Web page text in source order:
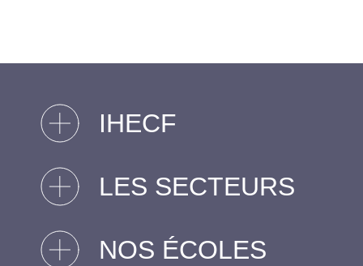
IHECF
LES SECTEURS
NOS ÉCOLES